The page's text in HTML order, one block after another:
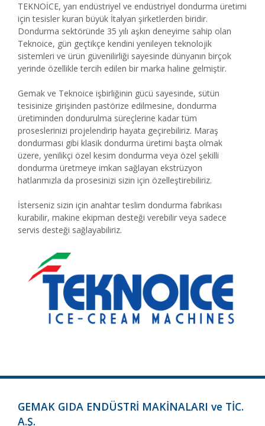
TEKNOİCE, yarı endüstriyel ve endüstriyel dondurma üretimi
için tesisler kuran büyük İtalyan şirketlerden biridir.
Dondurma sektöründe 35 yılı aşkın deneyime sahip olan
Teknoice, gün geçtikçe kendini yenileyen teknolojik
sistemleri ve ürün güvenilirliği sayesinde dünyanın birçok
yerinde özellikle tercih edilen bir marka haline gelmiştir.
Gemak ve Teknoice işbirliğinin gücü sayesinde, sütün
tesisinize girişinden pastörize edilmesine, dondurma
üretiminden dondurulma süreçlerine kadar tüm
proseslerinizi projelendirip hayata geçirebiliriz. Maraş
dondurması gibi klasik dondurma üretimi başta olmak
üzere, yenilikçi özel kesim dondurma veya özel şekilli
dondurma üretmeye imkan sağlayan ekstrüzyon
hatlarımızla da prosesinizi sizin için özelleştirebiliriz.
İsterseniz sizin için anahtar teslim dondurma fabrikası
kurabilir, makine ekipman desteği verebilir veya sadece
servis desteği sağlayabiliriz.
GEMAK GIDA ENDÜSTRİ MAKİNALARI ve TİC.
A.Ş.